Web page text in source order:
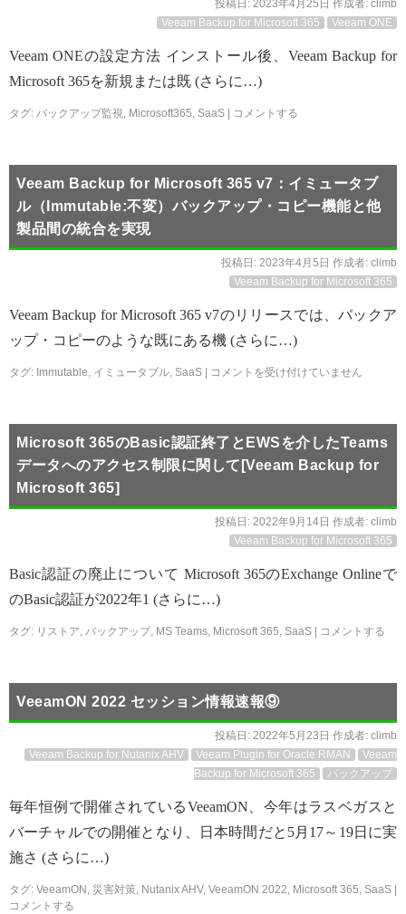
投稿日: 2023年4月25日 作成者: climb
Veeam Backup for Microsoft 365
Veeam ONE
Veeam ONEの設定方法 インストール後、Veeam Backup for
Microsoft 365を新規または既 (さらに…)
タグ: バックアップ監視, Microsoft365, SaaS コメントする
Veeam Backup for Microsoft 365 v7：イミュータブ
ル（Immutable:不変）バックアップ・コピー機能と他
製品間の統合を実現
投稿日: 2023年4月5日 作成者: climb
Veeam Backup for Microsoft 365
Veeam Backup for Microsoft 365 v7のリリースでは、バックア
ップ・コピーのような既にある機 (さらに…)
タグ: Immutable, イミュータブル, SaaS コメントを受け付けていません
Microsoft 365のBasic認証終了とEWSを介したTeams
データへのアクセス制限に関して[Veeam Backup for
Microsoft 365]
投稿日: 2022年9月14日 作成者: climb
Veeam Backup for Microsoft 365
Basic認証の廃止について Microsoft 365のExchange Onlineで
のBasic認証が2022年1 (さらに…)
タグ: リストア, バックアップ, MS Teams, Microsoft 365, SaaS コメントする
VeeamON 2022 セッション情報速報⑨
投稿日: 2022年5月23日 作成者: climb
Veeam Backup for Nutanix AHV
Veeam Plugin for Oracle RMAN
Veeam
Backup for Microsoft 365
バックアップ
毎年恒例で開催されているVeeamON、今年はラスベガスと
バーチャルでの開催となり、日本時間だと5月17～19日に実
施さ (さらに…)
タグ: VeeamON , 災害対策, Nutanix AHV, VeeamON 2022, Microsoft 365, SaaS
コメントする